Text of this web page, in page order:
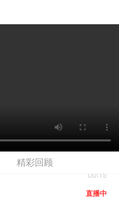
精彩回顾
17:30
23:01
00:15
直播中